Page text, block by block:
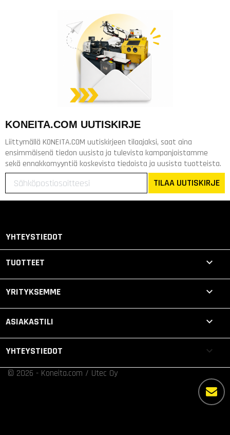
KONEITA.COM UUTISKIRJE
Liittymällä KONEITA.COM uutiskirjeen tilaajaksi, saat aina
ensimmäisenä tiedon uusista ja tulevista kampanjoistamme
sekä ennakkomyyntiä koskevista tiedoista ja uusista tuotteista.
TILAA UUTISKIRJE
YHTEYSTIEDOT
TUOTTEET 
YRITYKSEMME 
ASIAKASTILI 
YHTEYSTIEDOT keyboard_arrow_down
© 2026 - Koneita.com / Utec Oy